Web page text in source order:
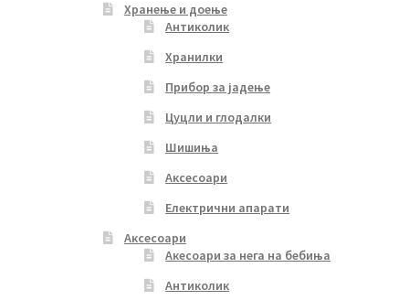
Хранење и доење
Антиколик
Хранилки
Прибор за јадење
Цуцли и глодалки
Шишиња
Аксесоари
Електрични апарати
Аксесоари
Акесоари за нега на бебиња
Антиколик